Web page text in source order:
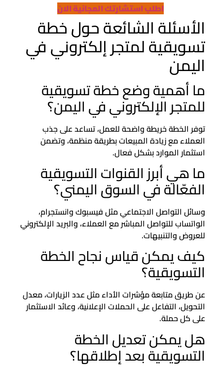
اطلب استشارتك المجانية الان
الأسئلة الشائعة حول خطة
تسويقية لمتجر إلكتروني في
اليمن
ما أهمية وضع خطة تسويقية
للمتجر الإلكتروني في اليمن؟
توفر الخطة خريطة واضحة للعمل، تساعد على جذب
العملاء مع زيادة المبيعات بطريقة منظمة، وتضمن
استثمار الموارد بشكل فعال.
ما هي أبرز القنوات التسويقية
الفعّالة في السوق اليمني؟
وسائل التواصل الاجتماعي مثل فيسبوك وانستجرام،
الواتساب للتواصل المباشر مع العملاء، والبريد الإلكتروني
للعروض والتنبيهات.
كيف يمكن قياس نجاح الخطة
التسويقية؟
عن طريق متابعة مؤشرات الأداء مثل عدد الزيارات، معدل
التحويل، التفاعل على الحملات الإعلانية، وعائد الاستثمار
على كل حملة.
هل يمكن تعديل الخطة
التسويقية بعد إطلاقها؟